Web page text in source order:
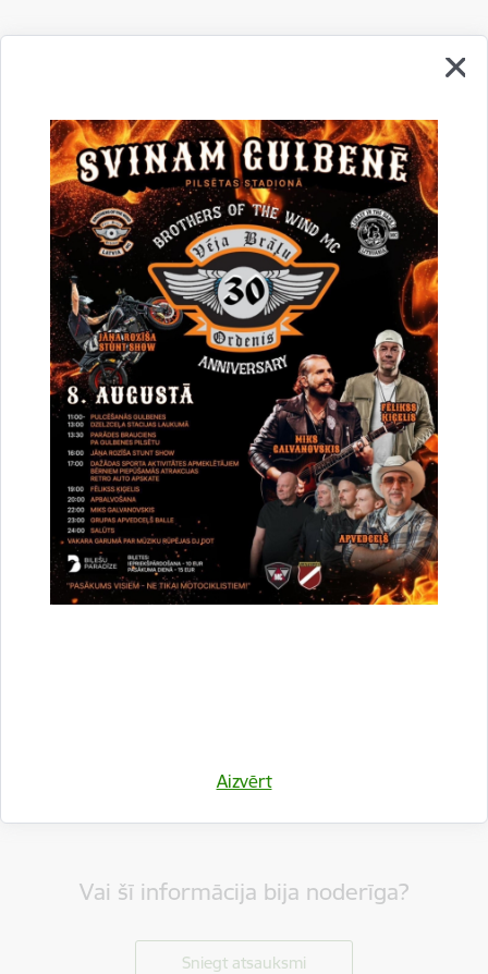
Aizvērt
Ābeļu ielā 2, Gulbenē, LV-4401, pieņēmusi lēmumu iepirkumā
„Būvdarbu veikšana projektā „Ūdenssaimniecības
infrastruktūras attīstība Gulbenes novada Jaungulbenes
pagasta Jaungulbenes ciemā"", iepirkuma identifikācijas Nr.
GND-2014/20/ERAF.
Gulbenes novada domes iepirkumu komisija 2014.gada
10.jūnijā nolēmusi atzīt par uzvarētāju personu apvienību SIA
"Siltumkomforts", reģ. Nr. 40003797725, un SIA „AKVILONS
Z", reģ. Nr. 44103043061, ar līgumcenu bez PVN EUR
365650,95.
Drukāt lapu
Dalīties
Vai šī informācija bija noderīga?
Sniegt atsauksmi